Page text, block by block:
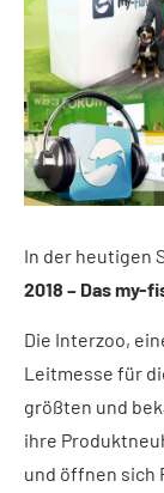
In der heutigen
2018 – Das my-
Die Interzoo,
Leitmesse für
größten und
ihre
und öffnen sich